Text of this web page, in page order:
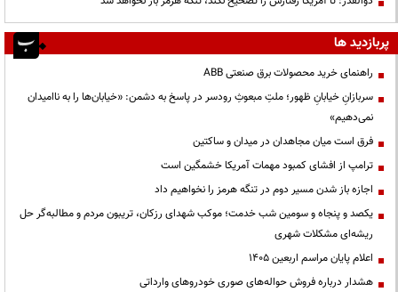
پربازدید ها
راهنمای خرید محصولات برق صنعتی ABB
سربازانِ خیابانِ ظهور؛ ملتِ مبعوثِ رودسر در پاسخ به دشمن: «خیابان‌ها را به ناامیدان
نمی‌دهیم»
فرق است میان مجاهدان در میدان و ساکتین
ترامپ از افشای کمبود مهمات آمریکا خشمگین است
اجازه باز شدن مسیر دوم در تنگه هرمز را نخواهیم داد
یکصد و پنجاه و سومین شب خدمت؛ موکب شهدای رزکان، تریبون مردم و مطالبه‌گر حل
ریشه‌ای مشکلات شهری
اعلام پایان مراسم اربعین ۱۴۰۵
هشدار درباره فروش حواله‌های صوری خودروهای وارداتی